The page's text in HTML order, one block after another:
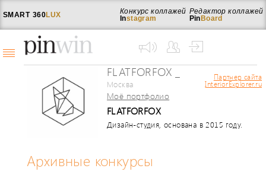
SMART 360LUX
Редактор коллажей
Pin Board
Конкурс коллажей
Instagram
FLATFORFOX _
Москва
Моё портфолио
Партнер сайта
InteriorExplorer.ru
FLATFORFOX
Дизайн-студия, основана в 2015 году.
принцип - разработка
Архивные конкурсы